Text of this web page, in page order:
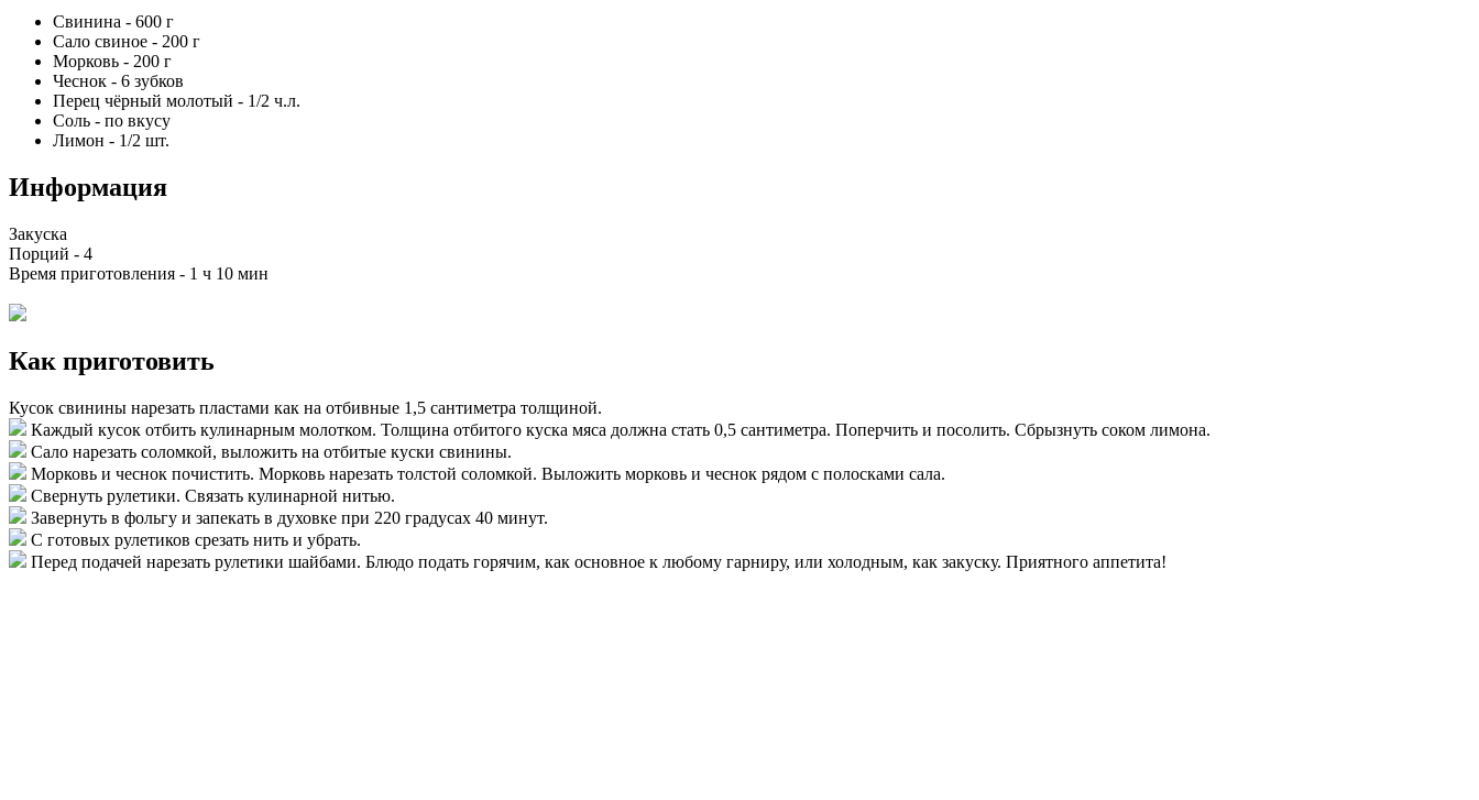
Свинина - 600 г
Сало свиное - 200 г
Морковь - 200 г
Чеснок - 6 зубков
Перец чёрный молотый - 1/2 ч.л.
Соль - по вкусу
Лимон - 1/2 шт.
Информация
Закуска
Порций - 4
Время приготовления - 1 ч 10 мин
Как приготовить
Кусок свинины нарезать пластами как на отбивные 1,5 сантиметра толщиной.
Каждый кусок отбить кулинарным молотком. Толщина отбитого куска мяса должна стать 0,5 сантиметра. Поперчить и посолить. Сбрызнуть соком лимона.
Сало нарезать соломкой, выложить на отбитые куски свинины.
Морковь и чеснок почистить. Морковь нарезать толстой соломкой. Выложить морковь и чеснок рядом с полосками сала.
Свернуть рулетики. Связать кулинарной нитью.
Завернуть в фольгу и запекать в духовке при 220 градусах 40 минут.
С готовых рулетиков срезать нить и убрать.
Перед подачей нарезать рулетики шайбами. Блюдо подать горячим, как основное к любому гарниру, или холодным, как закуску. Приятного аппетита!